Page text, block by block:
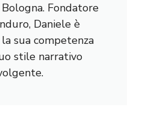
Fondatore
Daniele è
sua competenza
stile narrativo